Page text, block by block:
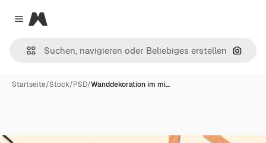
Close menu
Magnific
Nach
Startseite/Stock/PSD/Wanddekoration im mi…